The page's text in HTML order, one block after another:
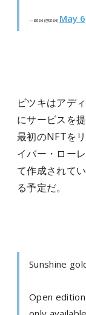
— Bitski (@bitski) May
ビツキはアデ
にサービスを
最初のNFTを
イバー・ロー
て作成されて
る予定だ。
Sunshine
Open